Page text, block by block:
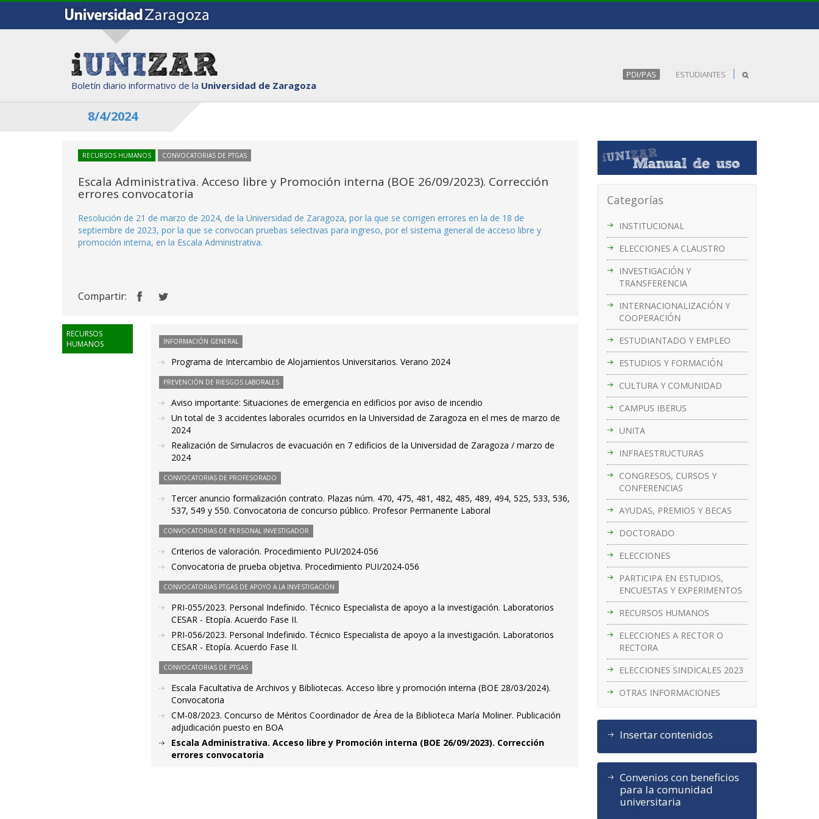
Boletín diario informativo de la Universidad de Zaragoza
PDI/PAS ESTUDIANTES
8/4/2024
Categorías
INSTITUCIONAL
ELECCIONES A CLAUSTRO
INVESTIGACIÓN Y
TRANSFERENCIA
INTERNACIONALIZACIÓN Y
COOPERACIÓN
ESTUDIANTADO Y EMPLEO
ESTUDIOS Y FORMACIÓN
CULTURA Y COMUNIDAD
CAMPUS IBERUS
UNITA
INFRAESTRUCTURAS
CONGRESOS, CURSOS Y
CONFERENCIAS
AYUDAS, PREMIOS Y BECAS
DOCTORADO
ELECCIONES
PARTICIPA EN ESTUDIOS,
ENCUESTAS Y EXPERIMENTOS
RECURSOS HUMANOS
ELECCIONES A RECTOR O
RECTORA
ELECCIONES SINDICALES 2023
OTRAS INFORMACIONES
Insertar contenidos
Convenios con beneficios
para la comunidad
universitaria
RECURSOS HUMANOS CONVOCATORIAS DE PTGAS
Escala Administrativa. Acceso libre y Promoción interna (BOE 26/09/2023). Corrección
errores convocatoria
Resolución de 21 de marzo de 2024, de la Universidad de Zaragoza, por la que se corrigen errores en la de 18 de
septiembre de 2023, por la que se convocan pruebas selectivas para ingreso, por el sistema general de acceso libre y
promoción interna, en la Escala Administrativa.
Compartir:
RECURSOS
HUMANOS
INFORMACIÓN GENERAL
Programa de Intercambio de Alojamientos Universitarios. Verano 2024
PREVENCIÓN DE RIESGOS LABORALES
Aviso importante: Situaciones de emergencia en edificios por aviso de incendio
Un total de 3 accidentes laborales ocurridos en la Universidad de Zaragoza en el mes de marzo de
2024
Realización de Simulacros de evacuación en 7 edificios de la Universidad de Zaragoza / marzo de
2024
CONVOCATORIAS DE PROFESORADO
Tercer anuncio formalización contrato. Plazas núm. 470, 475, 481, 482, 485, 489, 494, 525, 533, 536,
537, 549 y 550. Convocatoria de concurso público. Profesor Permanente Laboral
CONVOCATORIAS DE PERSONAL INVESTIGADOR
Criterios de valoración. Procedimiento PUI/2024-056
Convocatoria de prueba objetiva. Procedimiento PUI/2024-056
CONVOCATORIAS PTGAS DE APOYO A LA INVESTIGACIÓN
PRI-055/2023. Personal Indefinido. Técnico Especialista de apoyo a la investigación. Laboratorios
CESAR - Etopía. Acuerdo Fase II.
PRI-056/2023. Personal Indefinido. Técnico Especialista de apoyo a la investigación. Laboratorios
CESAR - Etopía. Acuerdo Fase II.
CONVOCATORIAS DE PTGAS
Escala Facultativa de Archivos y Bibliotecas. Acceso libre y promoción interna (BOE 28/03/2024).
Convocatoria
CM-08/2023. Concurso de Méritos Coordinador de Área de la Biblioteca María Moliner. Publicación
adjudicación puesto en BOA
Escala Administrativa. Acceso libre y Promoción interna (BOE 26/09/2023). Corrección
errores convocatoria